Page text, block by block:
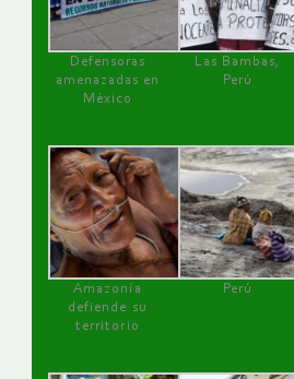
Defensoras
amenazadas en
México
Las Bambas,
Perú
Amazonía
defiende su
territorio
Perú